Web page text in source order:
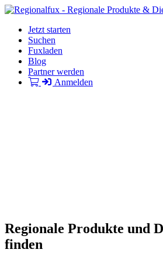
Jetzt starten
Suchen
Fuxladen
Blog
Partner werden
Anmelden
Regionale Produkte und
finden